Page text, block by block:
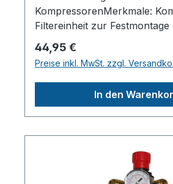
KompressorenMerkmale: Kompakte
Filtereinheit zur Festmontage Anschluss 1/2
Manometer für den Abgabedruck
genau einstellbar Zur Direktmontage
senkrecht oder waagerecht
Deutschlandinfo@aerotec.info
Regulärer Preis:
44,95 €
Preise inkl. MwSt. zzgl.
In den